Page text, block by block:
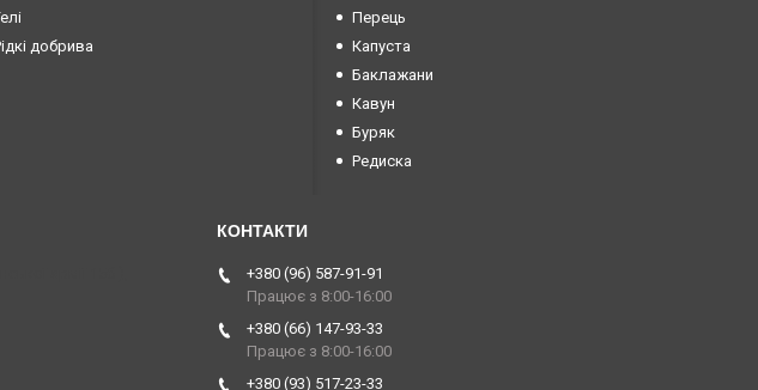
добрива
Перець
Капуста
Баклажани
Кавун
Буряк
Редиска
+380 (96) 587-91-91
Працює з 8:00-16:00
+380 (66) 147-93-33
Працює з 8:00-16:00
+380 (93) 517-23-33